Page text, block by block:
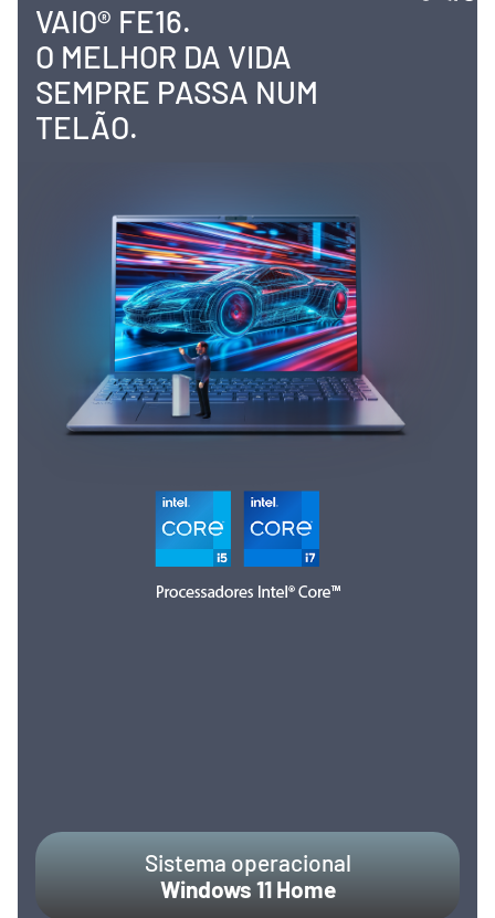
VAIO® FE16.
O MELHOR DA VIDA
SEMPRE PASSA NUM
TELÃO.
Sistema operacional
Windows 11 Home